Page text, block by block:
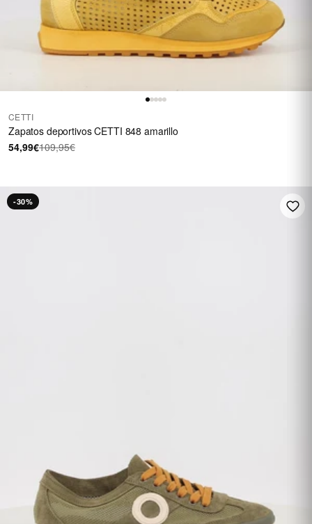
CETTI
Zapatos deportivos CETTI 848 amarillo
54,99€109,95€
-30%